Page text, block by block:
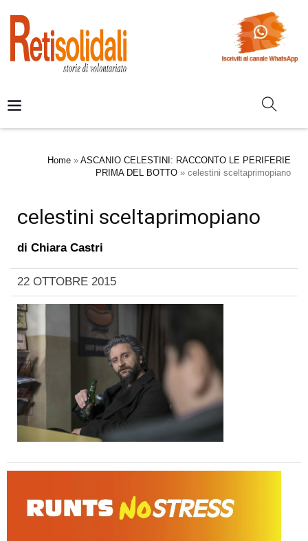
Home » ASCANIO CELESTINI: RACCONTO LE PERIFERIE
PRIMA DEL BOTTO » celestini sceltaprimopiano
celestini sceltaprimopiano
di Chiara Castri
22 OTTOBRE 2015